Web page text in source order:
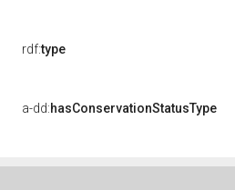
rdf:type
a-dd:hasConservationStatusType